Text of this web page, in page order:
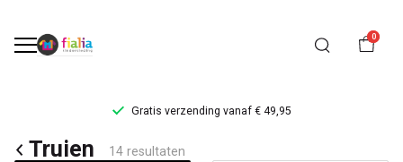
0
Gratis verzending vanaf € 49,95
Truien
Truien 14 resultaten